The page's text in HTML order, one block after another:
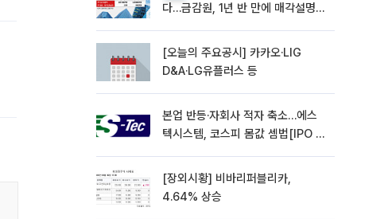
다…금감원, 1년 반 만에 매각설명회
[오늘의 주요공시] 카카오·LIG
D&A·LG유플러스 등
본업 반등·자회사 적자 축소…에스
텍시스템, 코스피 몸값 셈법[IPO 엑
[장외시황] 비바리퍼블리카,
4.64% 상승